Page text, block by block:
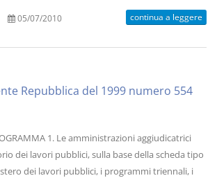
05/07/2010 continua a leggere
Repubblica del 1999 numero 554
1. Le amministrazioni aggiudicatrici
dei lavori pubblici, sulla base della scheda tipo
dei lavori pubblici, i programmi triennali, i